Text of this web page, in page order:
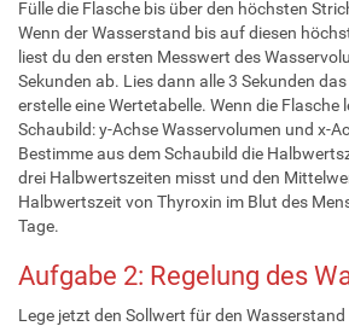
Fülle die Flasche bis über den höchsten
Wenn der Wasserstand bis auf diesen
liest du den ersten Messwert des
Sekunden ab. Lies dann alle 3 Sekunden
erstelle eine Wertetabelle. Wenn die Flasche
Schaubild: y-Achse Wasservolumen und x-
Bestimme aus dem Schaubild die
drei Halbwertszeiten misst und den
Halbwertszeit von Thyroxin im Blut des
Tage.
Aufgabe 2: Regelung des
Lege jetzt den Sollwert für den